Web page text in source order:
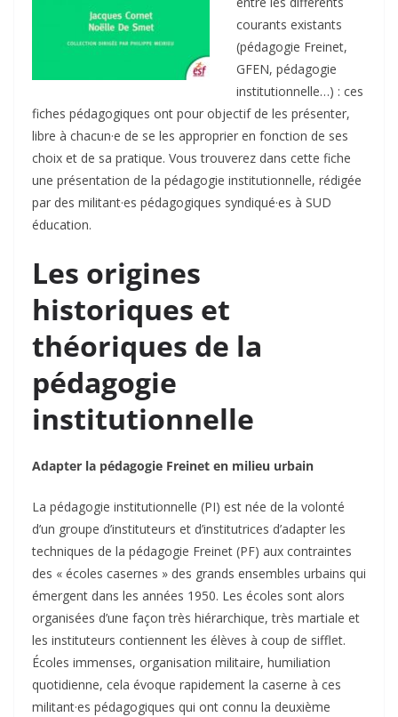
courants existants
(pédagogie Freinet,
GFEN, pédagogie
institutionnelle…) : ces
fiches pédagogiques ont pour objectif de les présenter,
libre à chacun·e de se les approprier en fonction de ses
choix et de sa pratique. Vous trouverez dans cette fiche
une présentation de la pédagogie institutionnelle, rédigée
par des militant·es pédagogiques syndiqué·es à SUD
éducation.
Les origines
historiques et
théoriques de la
pédagogie
institutionnelle
Adapter la pédagogie Freinet en milieu urbain
La pédagogie institutionnelle (PI) est née de la volonté
d’un groupe d’instituteurs et d’institutrices d’adapter les
techniques de la pédagogie Freinet (PF) aux contraintes
des « écoles casernes » des grands ensembles urbains qui
émergent dans les années 1950. Les écoles sont alors
organisées d’une façon très hiérarchique, très martiale et
les instituteurs contiennent les élèves à coup de sifflet.
Écoles immenses, organisation militaire, humiliation
quotidienne, cela évoque rapidement la caserne à ces
militant·es pédagogiques qui ont connu la deuxième